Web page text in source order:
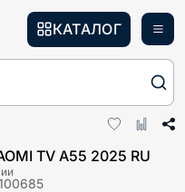
КАТАЛОГ
TV A55 2025 RU